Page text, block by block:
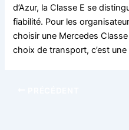
d’Azur, la Classe E se
fiabilité. Pour les
choisir une Mercedes
choix de transport, c’est